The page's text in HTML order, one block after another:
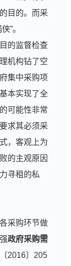
目的。而采
”。
的监督检查
机构钻了空
集中采购项
本实现了全
可能性非常
求其必须采
，客观上为
的主观原因
寻租的私
采购环节做
政府采购需
2016〕205